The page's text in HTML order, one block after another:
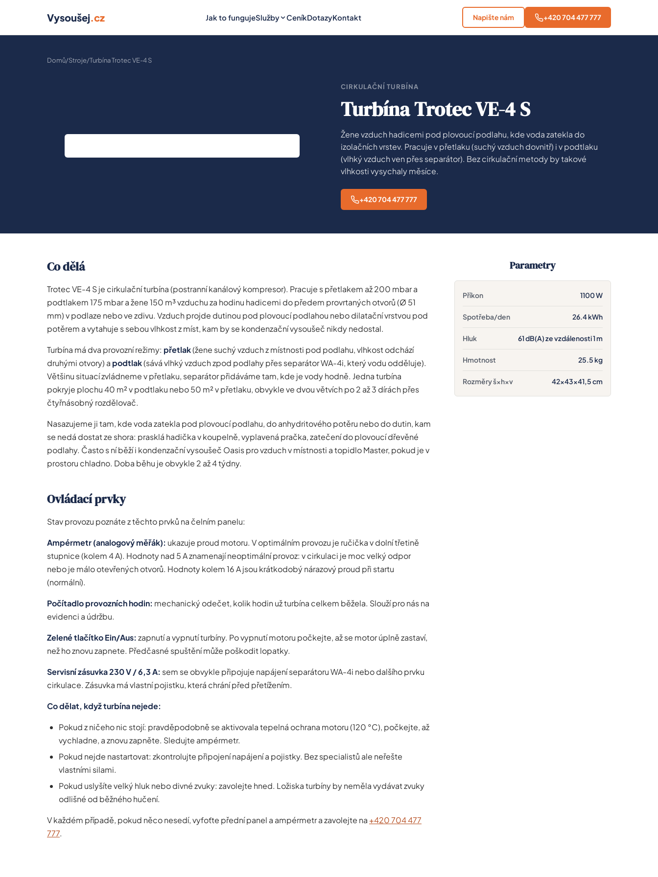
Vysoušej.cz Jak to fungujeSlužby CeníkDotazyKontakt Napište nám +420 704 477 777
Domů/Stroje/Turbína Trotec VE-4 S
CIRKULAČNÍ TURBÍNA
Turbína Trotec VE-4 S
Žene vzduch hadicemi pod plovoucí podlahu, kde voda zatekla do
izolačních vrstev. Pracuje v přetlaku (suchý vzduch dovnitř) i v podtlaku
(vlhký vzduch ven přes separátor). Bez cirkulační metody by takové
vlhkosti vysychaly měsíce.
+420 704 477 777
Co dělá
Trotec VE-4 S je cirkulační turbína (postranní kanálový kompresor). Pracuje s přetlakem až 200 mbar a
podtlakem 175 mbar a žene 150 m³ vzduchu za hodinu hadicemi do předem provrtaných otvorů (Ø 51
mm) v podlaze nebo ve zdivu. Vzduch projde dutinou pod plovoucí podlahou nebo dilatační vrstvou pod
potěrem a vytahuje s sebou vlhkost z míst, kam by se kondenzační vysoušeč nikdy nedostal.
Turbína má dva provozní režimy: přetlak(žene suchý vzduch z místnosti pod podlahu, vlhkost odchází
druhými otvory) a podtlak(sává vlhký vzduch zpod podlahy přes separátor WA-4i, který vodu odděluje).
Většinu situací zvládneme v přetlaku, separátor přidáváme tam, kde je vody hodně. Jedna turbína
pokryje plochu 40 m² v podtlaku nebo 50 m² v přetlaku, obvykle ve dvou větvích po 2 až 3 dírách přes
čtyřnásobný rozdělovač.
Nasazujeme ji tam, kde voda zatekla pod plovoucí podlahu, do anhydritového potěru nebo do dutin, kam
se nedá dostat ze shora: prasklá hadička v koupelně, vyplavená pračka, zatečení do plovoucí dřevěné
podlahy. Často s ní běží i kondenzační vysoušeč Oasis pro vzduch v místnosti a topidlo Master, pokud je v
prostoru chladno. Doba běhu je obvykle 2 až 4 týdny.
Ovládací prvky
Stav provozu poznáte z těchto prvků na čelním panelu:
Ampérmetr (analogový měřák): ukazuje proud motoru. V optimálním provozu je ručička v dolní třetině
stupnice (kolem 4 A). Hodnoty nad 5 A znamenají neoptimální provoz: v cirkulaci je moc velký odpor
nebo je málo otevřených otvorů. Hodnoty kolem 16 A jsou krátkodobý nárazový proud při startu
(normální).
Počítadlo provozních hodin: mechanický odečet, kolik hodin už turbína celkem běžela. Slouží pro nás na
evidenci a údržbu.
Zelené tlačítko Ein/Aus: zapnutí a vypnutí turbíny. Po vypnutí motoru počkejte, až se motor úplně zastaví,
než ho znovu zapnete. Předčasné spuštění může poškodit lopatky.
Servisní zásuvka 230 V / 6,3 A: sem se obvykle připojuje napájení separátoru WA-4i nebo dalšího prvku
cirkulace. Zásuvka má vlastní pojistku, která chrání před přetížením.
Co dělat, když turbína nejede:
Pokud z ničeho nic stojí: pravděpodobně se aktivovala tepelná ochrana motoru (120 °C), počkejte, až
vychladne, a znovu zapněte. Sledujte ampérmetr.
Pokud nejde nastartovat: zkontrolujte připojení napájení a pojistky. Bez specialistů ale neřešte
vlastními silami.
Pokud uslyšíte velký hluk nebo divné zvuky: zavolejte hned. Ložiska turbíny by neměla vydávat zvuky
odlišné od běžného hučení.
V každém případě, pokud něco nesedí, vyfoťte přední panel a ampérmetr a zavolejte na +420 704 477
777.
Parametry
Příkon 1100 W
Spotřeba/den 26.4 kWh
Hluk 61 dB(A) ze vzdálenosti 1 m
Hmotnost 25.5 kg
Rozměry š×h×v 42×43×41,5 cm